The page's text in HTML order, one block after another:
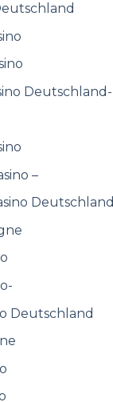
Deutschland-
–
Deutschland
Deutschland